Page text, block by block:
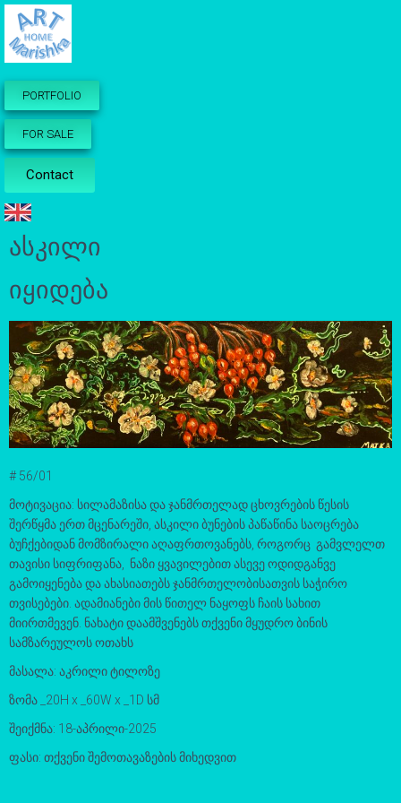
PORTFOLIO
FOR SALE
Contact
ასკილი
იყიდება
# 56/01
მოტივაცია: სილამაზისა და ჯანმრთელად ცხოვრების წესის
შერწყმა ერთ მცენარეში, ასკილი ბუნების პაწაწინა საოცრება
ბუჩქებიდან მომზირალი აღაფრთოვანებს, როგორც გამვლელთ
თავისი სიფრიფანა, ნაზი ყვავილებით ასევე ოდიდგანვე
გამოიყენება და ახასიათებს ჯანმრთელობისათვის საჭირო
თვისებები. ადამიანები მის წითელ ნაყოფს ჩაის სახით
მიირთმევენ. ნახატი დაამშვენებს თქვენი მყუდრო ბინის
სამზარეულოს ოთახს
მასალა: აკრილი ტილოზე
ზომა _20H x _60W x _1D სმ
შეიქმნა: 18-აპრილი-2025
ფასი: თქვენი შემოთავაზების მიხედვით